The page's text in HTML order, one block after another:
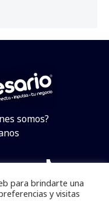
somos?
YouTube
TikTok
para brindarte una
y visitas